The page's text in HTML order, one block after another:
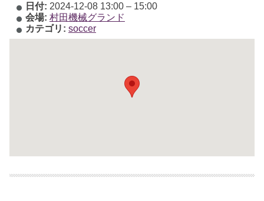
日付: 2024-12-08 13:00– 15:00
会場: 村田機械グランド
カテゴリ: soccer